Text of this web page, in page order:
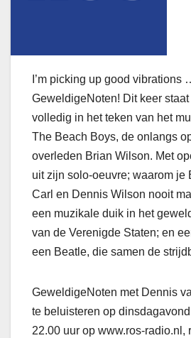
I’m picking up good vibrations
GeweldigeNoten! Dit keer
volledig in het teken van het
The Beach Boys, de onlangs
overleden Brian Wilson. Met
uit zijn solo-oeuvre; waarom je
Carl en Dennis Wilson nooit
een muzikale duik in het
van de Verenigde Staten; en
een Beatle, die samen de
GeweldigeNoten met Dennis
te beluisteren op
22.00 uur op www.ros-radio.nl,